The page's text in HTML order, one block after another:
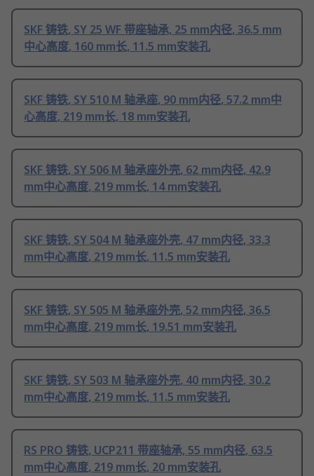
SKF 铸铁, SY 25 WF 带座轴承, 25 mm内径, 36.5 mm
中心高度, 160 mm长, 11.5 mm安装孔
SKF 铸铁, SY 510 M 轴承座, 90 mm内径, 57.2 mm中
心高度, 219 mm长, 18 mm安装孔
SKF 铸铁, SY 506 M 轴承座外壳, 62 mm内径, 42.9
mm中心高度, 219 mm长, 14 mm安装孔
SKF 铸铁, SY 504 M 轴承座外壳, 47 mm内径, 33.3
mm中心高度, 219 mm长, 11.5 mm安装孔
SKF 铸铁, SY 505 M 轴承座外壳, 52 mm内径, 36.5
mm中心高度, 219 mm长, 19.51 mm安装孔
SKF 铸铁, SY 503 M 轴承座外壳, 40 mm内径, 30.2
mm中心高度, 219 mm长, 11.5 mm安装孔
RS PRO 铸铁, UCP211 带座轴承, 55 mm内径, 63.5
mm中心高度, 219 mm长, 20 mm安装孔